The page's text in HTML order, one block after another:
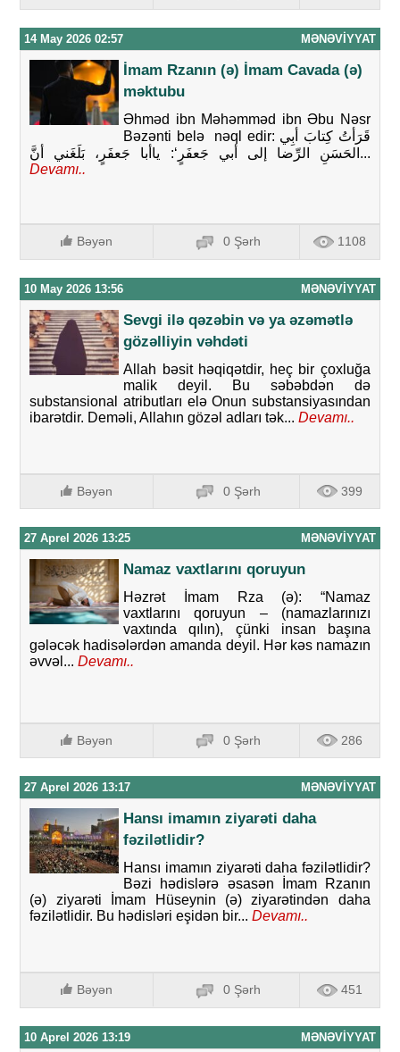
14 May 2026 02:57 MƏNƏVIYYAT
İmam Rzanın (ə) İmam Cavada (ə)
məktubu
Əhməd ibn Məhəmməd ibn Əbu Nəsr
Bəzənti belə nəql edir: قَرَأتُ كِتابَ أبِي
الحَسَنِ الرِّضا إلى أبي جَعفَرٍ‘: ياأبا جَعفَرٍ، بَلَغَني أنَّ...
Devamı..
Bəyən 0 Şərh 1108
10 May 2026 13:56 MƏNƏVIYYAT
Sevgi ilə qəzəbin və ya əzəmətlə
gözəlliyin vəhdəti
Allah bəsit həqiqətdir, heç bir çoxluğa
malik deyil. Bu səbəbdən də
substansional atributları elə Onun substansiyasından
ibarətdir. Deməli, Allahın gözəl adları tək... Devamı..
Bəyən 0 Şərh 399
27 Aprel 2026 13:25 MƏNƏVIYYAT
Namaz vaxtlarını qoruyun
Həzrət İmam Rza (ə): “Namaz
vaxtlarını qoruyun – (namazlarınızı
vaxtında qılın), çünki insan başına
gələcək hadisələrdən amanda deyil. Hər kəs namazın
əvvəl... Devamı..
Bəyən 0 Şərh 286
27 Aprel 2026 13:17 MƏNƏVIYYAT
Hansı imamın ziyarəti daha
fəzilətlidir?
Hansı imamın ziyarəti daha fəzilətlidir?
Bəzi hədislərə əsasən İmam Rzanın
(ə) ziyarəti İmam Hüseynin (ə) ziyarətindən daha
fəzilətlidir. Bu hədisləri eşidən bir... Devamı..
Bəyən 0 Şərh 451
10 Aprel 2026 13:19 MƏNƏVIYYAT